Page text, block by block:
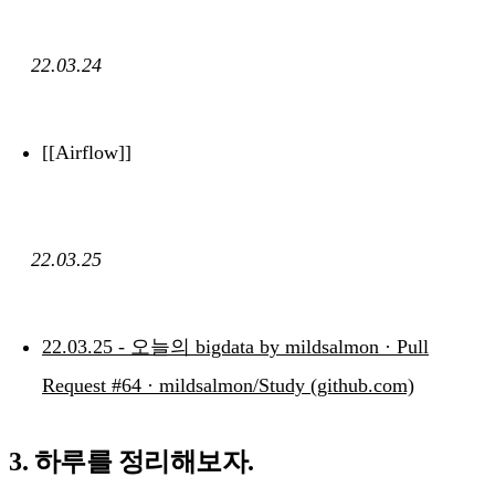
22.03.24
[[Airflow]]
22.03.25
22.03.25 - 오늘의 bigdata by mildsalmon · Pull
Request #64 · mildsalmon/Study (github.com)
3. 하루를 정리해보자.